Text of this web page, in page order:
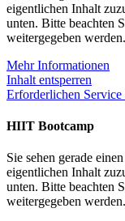
eigentlichen Inhalt
unten. Bitte beachten
weitergegeben werden.
Mehr Informationen
Inhalt entsperren
Erforderlichen Service
HIIT Bootcamp
Sie sehen gerade
eigentlichen Inhalt
unten. Bitte beachten
weitergegeben werden.